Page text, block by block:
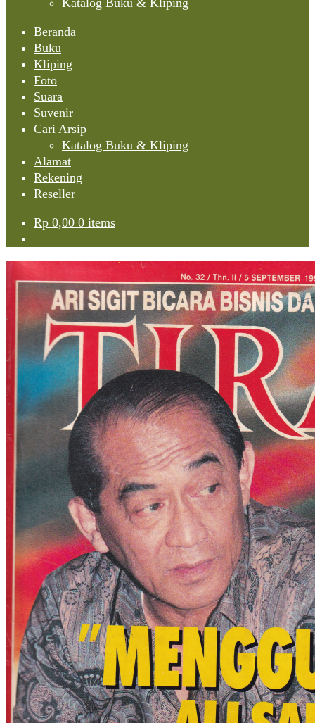
Katalog Buku & Kliping
Beranda
Buku
Kliping
Foto
Suara
Suvenir
Cari Arsip
Katalog Buku & Kliping
Alamat
Rekening
Reseller
Rp 0,00 0 items